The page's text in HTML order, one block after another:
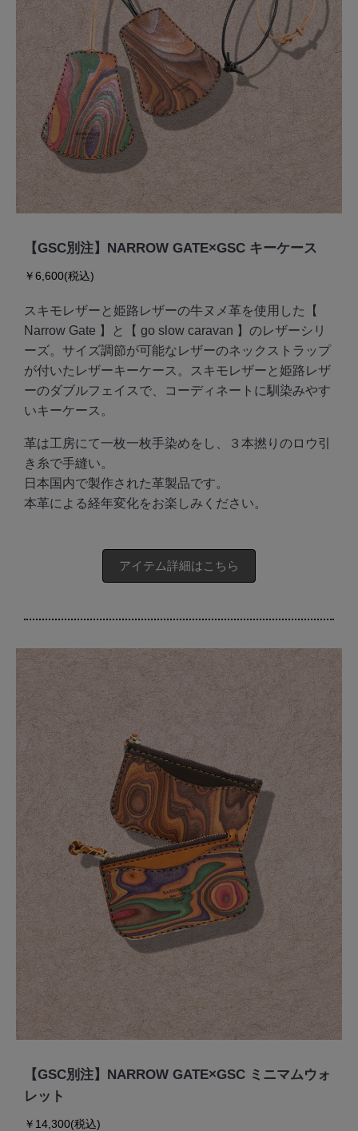
【GSC別注】NARROW GATE×GSC キーケース
￥6,600(税込)
スキモレザーと姫路レザーの牛ヌメ革を使用した【
Narrow Gate 】と【 go slow caravan 】のレザーシリ
ーズ。サイズ調節が可能なレザーのネックストラップ
が付いたレザーキーケース。スキモレザーと姫路レザ
ーのダブルフェイスで、コーディネートに馴染みやす
いキーケース。
革は工房にて一枚一枚手染めをし、３本撚りのロウ引
き糸で手縫い。
日本国内で製作された革製品です。
本革による経年変化をお楽しみください。
アイテム詳細はこちら
【GSC別注】NARROW GATE×GSC ミニマムウォ
レット
￥14,300(税込)